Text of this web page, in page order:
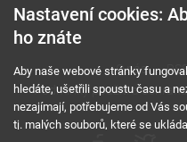
O nás
Podmínky použití a
Nastavení cookies:
ho znáte
Aby naše webové stránky
hledáte, ušetřili spoustu času a
nezajímají, potřebujeme od Vás
tj. malých souborů, které se